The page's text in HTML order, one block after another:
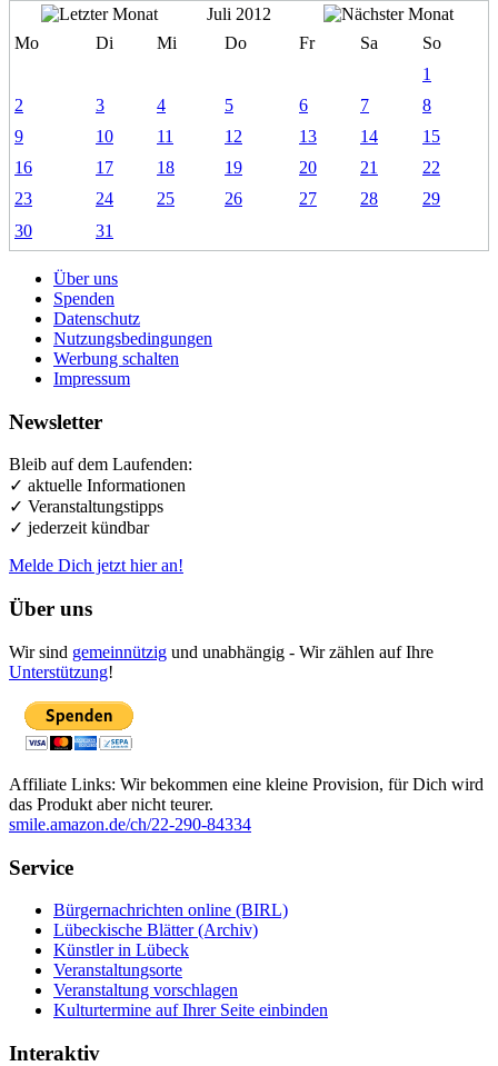
Juli 2012
Mo
Di Mi Do Fr Sa
So
1
2
3 4 5 6 7
8
9
10 11 12 13 14
15
16
17 18 19 20 21
22
23
24 25 26 27 28
29
30
31
Über uns
Spenden
Datenschutz
Nutzungsbedingungen
Werbung schalten
Impressum
Newsletter
Bleib auf dem Laufenden:
✓ aktuelle Informationen
✓ Veranstaltungstipps
✓ jederzeit kündbar
Melde Dich jetzt hier an!
Über uns
Wir sind gemeinnützig und unabhängig - Wir zählen auf Ihre
Unterstützung!
Affiliate Links: Wir bekommen eine kleine Provision, für Dich wird
das Produkt aber nicht teurer.
smile.amazon.de/ch/22-290-84334
Service
Bürgernachrichten online (BIRL)
Lübeckische Blätter (Archiv)
Künstler in Lübeck
Veranstaltungsorte
Veranstaltung vorschlagen
Kulturtermine auf Ihrer Seite einbinden
Interaktiv